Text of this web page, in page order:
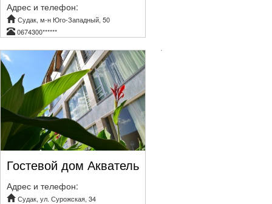
Адрес и телефон:
Судак, м-н Юго-Западный, 50
0674300******
Гостевой дом Акватель
Адрес и телефон:
Судак, ул. Сурожская, 34